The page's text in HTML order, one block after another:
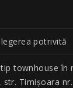
potrivită
townhouse în
str. Timișoara